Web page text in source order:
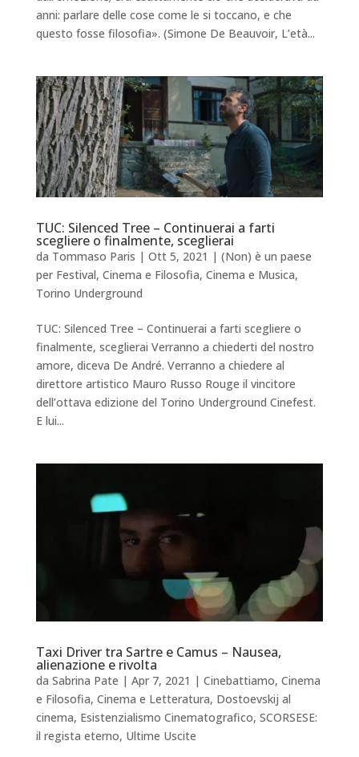
anni: parlare delle cose come le si toccano, e che
questo fosse filosofia». (Simone De Beauvoir, L’età...
TUC: Silenced Tree – Continuerai a farti
scegliere o finalmente, sceglierai
da Tommaso Paris | Ott 5, 2021 | (Non) è un paese
per Festival, Cinema e Filosofia, Cinema e Musica,
Torino Underground
TUC: Silenced Tree – Continuerai a farti scegliere o
finalmente, sceglierai Verranno a chiederti del nostro
amore, diceva De André. Verranno a chiedere al
direttore artistico Mauro Russo Rouge il vincitore
dell’ottava edizione del Torino Underground Cinefest.
E lui...
Taxi Driver tra Sartre e Camus – Nausea,
alienazione e rivolta
da Sabrina Pate | Apr 7, 2021 | Cinebattiamo, Cinema
e Filosofia, Cinema e Letteratura, Dostoevskij al
cinema, Esistenzialismo Cinematografico, SCORSESE:
il regista eterno, Ultime Uscite